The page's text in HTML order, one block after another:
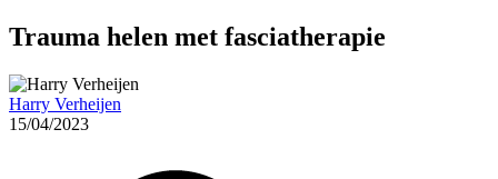
Trauma helen met fasciatherapie
Harry Verheijen
15/04/2023